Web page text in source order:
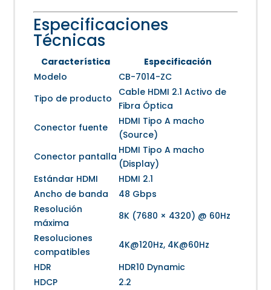
Especificaciones
Técnicas
Característica
Especificación
Modelo
CB-7014-ZC
Tipo de producto
Cable HDMI 2.1 Activo de
Fibra Óptica
Conector fuente
HDMI Tipo A macho
(Source)
Conector pantalla
HDMI Tipo A macho
(Display)
Estándar HDMI
HDMI 2.1
Ancho de banda
48 Gbps
Resolución
máxima
8K (7680 × 4320) @ 60Hz
Resoluciones
compatibles
4K@120Hz, 4K@60Hz
HDR
HDR10 Dynamic
HDCP
2.2